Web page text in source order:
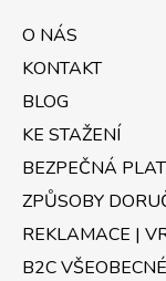
O NÁS
KONTAKT
BLOG
KE STAŽENÍ
BEZPEČNÁ
ZPŮSOBY
REKLAMACE |
B2C